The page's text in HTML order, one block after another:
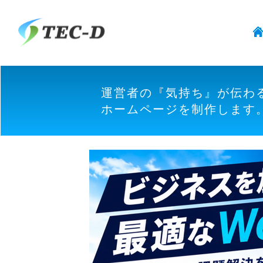
運営者の『気持ち』が伝わ
ホームページを制作します